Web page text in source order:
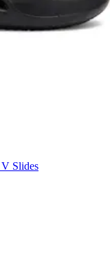
V Slides